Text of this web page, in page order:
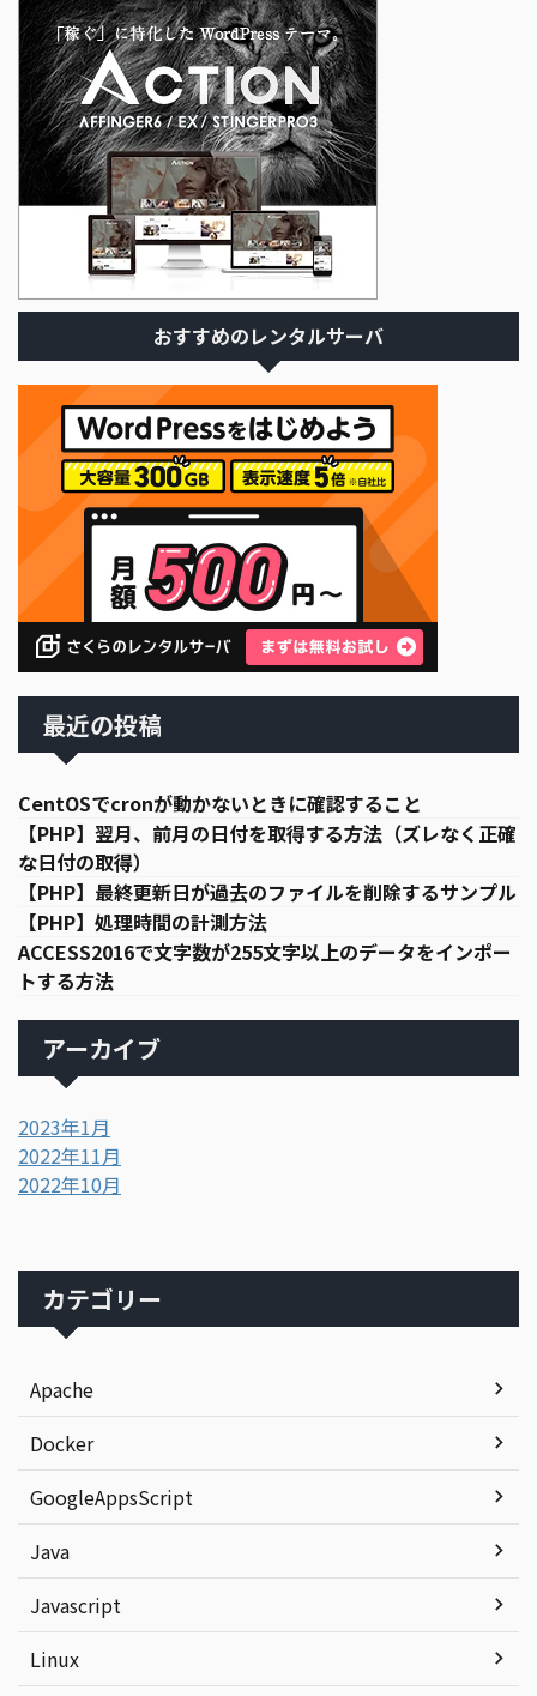
おすすめのレンタルサーバ
最近の投稿
CentOSでcronが動かないときに確認すること
【PHP】翌月、前月の日付を取得する方法（ズレなく正確
な日付の取得）
【PHP】最終更新日が過去のファイルを削除するサンプル
【PHP】処理時間の計測方法
ACCESS2016で文字数が255文字以上のデータをインポー
トする方法
アーカイブ
2023年1月
2022年11月
2022年10月
カテゴリー
Apache
Docker
GoogleAppsScript
Java
Javascript
Linux